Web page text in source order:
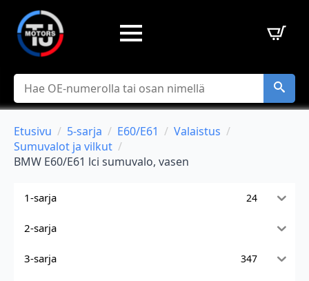
Hae
Etusivu 5-sarja E60/E61
Valaistus
Sumuvalot ja vilkut
BMW E60/E61 lci sumuvalo, vasen
1-sarja 24
2-sarja
3-sarja 347